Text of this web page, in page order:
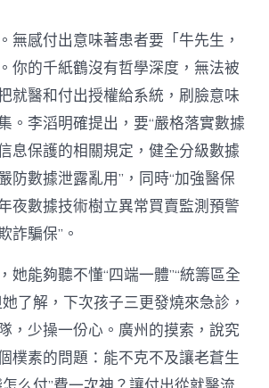
無感付出意味著患者要「牛先生，
你的千紙鶴沒有哲學深度，無法被
就醫和付出授權給系統，刷臉意味
。李滔明確提出，要“嚴格落實數據
息保護的相關規定，健全分級數據
防數據泄露亂用”，同時“加強醫保
夜數據技術樹立異常買賣監測預警
詐騙保”。
她能夠聽不懂“四端一體”“統籌區全
了解，下次孩子三更發燒來急診，
，少操一份心。廣州的摸索，說究
樸素的問題：能不克不及讓老蒼生